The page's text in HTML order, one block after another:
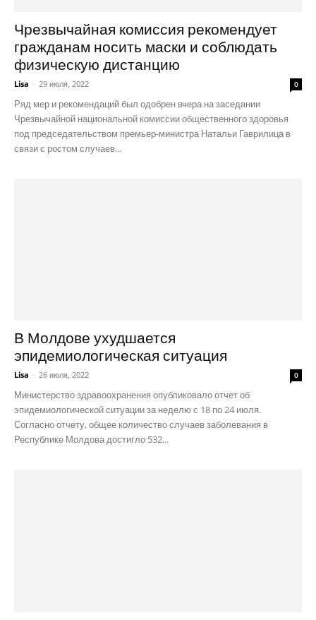
Чрезвычайная комиссия рекомендует
гражданам носить маски и соблюдать
физическую дистанцию
Lisa - 29 июля, 2022 0
Ряд мер и рекомендаций был одобрен вчера на заседании
Чрезвычайной национальной комиссии общественного здоровья
под председательством премьер-министра Натальи Гаврилица в
связи с ростом случаев...
В Молдове ухудшается
эпидемиологическая ситуация
Lisa - 26 июля, 2022 0
Министерство здравоохранения опубликовало отчет об
эпидемиологической ситуации за неделю с 18 по 24 июля.
Согласно отчету, общее количество случаев заболевания в
Республике Молдова достигло 532...